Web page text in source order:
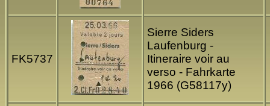
FK5737
Sierre Siders
Laufenburg -
Itineraire voir au
verso - Fahrkarte
1966 (G58117y)